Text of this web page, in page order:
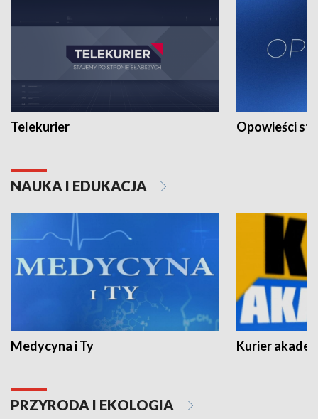
Telekurier Opowieści
NAUKA I EDUKACJA
Medycyna i Ty Kurier
PRZYRODA I EKOLOGIA